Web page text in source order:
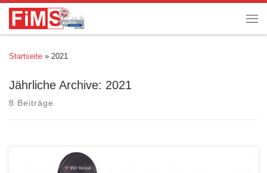
Startseite » 2021
Jährliche Archive: 2021
8 Beiträge